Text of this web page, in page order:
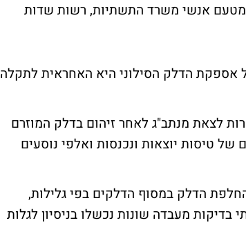
מטעם אנשי משרד התשתיות, רשות שדות
הדלק הסילוני היא האחראית לתקלה
שהיו אמורות לצאת מנתב"ג לאחר זיהום בדלק המוזרם
טיסות יוצאות ונכנסות ואלפי נוסעים
הדלק במסוף הדלקים בפי גלילות,
בדיקות מעבדה שונות נכשלו בניסיון לגלות